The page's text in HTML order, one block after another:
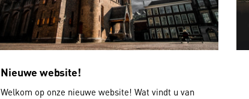
Nieuwe website!
Welkom op onze nieuwe website! Wat vindt u van